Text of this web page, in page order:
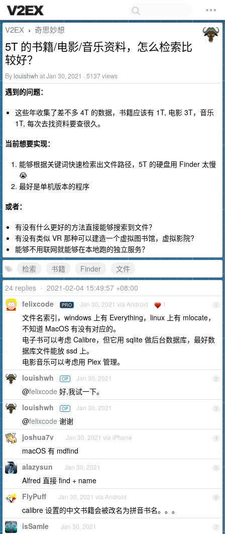
V2EX › 奇思妙想
5T 的书籍/电影/音乐资料，怎么检索比
较好？
By louishwh at Jan 30, 2021 · 5137 views
遇到的问题：
这些年收集了差不多 4T 的数据，书籍应该有 1T, 电影 3T，音乐
1T, 每次去找资料要查很久。
当前想要实现：
能够根据关键词快速检索出文件路径，5T 的硬盘用 Finder 太慢
😭
最好是单机版本的程序
或者：
有没有什么更好的方法直接能够搜索到文件？
有没有类似 VR 那种可以建造一个虚拟图书馆，虚拟影院?
能够不用联网就能够在本地跑的独立服务？
检索
书籍 Finder
文件
24 replies • 2021-02-04 15:49:57 +08:00
1
felixcode PRO Jan 30, 2021 via Android 1
文件名索引，windows 上有 Everything，linux 上有 mlocate，
不知道 MacOS 有没有对应的。
电子书可以考虑 Calibre，但它用 sqlite 做后台数据库，最好数
据库文件能放 ssd 上。
电影音乐可以考虑用 Plex 管理。
2
louishwh OP Jan 30, 2021
@felixcode 好,我试一下。
3
louishwh OP Jan 30, 2021
@felixcode 谢谢
4
joshua7v Jan 30, 2021 via iPhone
macOS 有 mdfind
5
alazysun Jan 30, 2021
Alfred 直接 find + name
6
FlyPuff Jan 30, 2021 via Android
calibre 设置的中文书籍会被改名为拼音书名。。。
7
isSamle Jan 30, 2021